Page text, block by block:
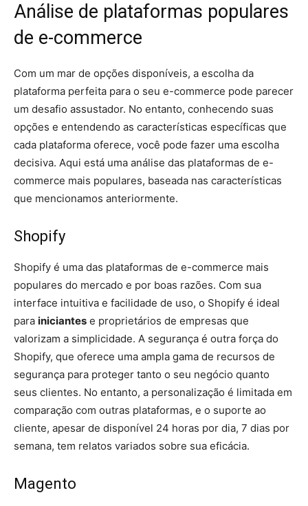
Análise de plataformas populares
de e-commerce
Com um mar de opções disponíveis, a escolha da
plataforma perfeita para o seu e-commerce pode parecer
um desafio assustador. No entanto, conhecendo suas
opções e entendendo as características específicas que
cada plataforma oferece, você pode fazer uma escolha
decisiva. Aqui está uma análise das plataformas de e-
commerce mais populares, baseada nas características
que mencionamos anteriormente.
Shopify
Shopify é uma das plataformas de e-commerce mais
populares do mercado e por boas razões. Com sua
interface intuitiva e facilidade de uso, o Shopify é ideal
para iniciantes e proprietários de empresas que
valorizam a simplicidade. A segurança é outra força do
Shopify, que oferece uma ampla gama de recursos de
segurança para proteger tanto o seu negócio quanto
seus clientes. No entanto, a personalização é limitada em
comparação com outras plataformas, e o suporte ao
cliente, apesar de disponível 24 horas por dia, 7 dias por
semana, tem relatos variados sobre sua eficácia.
Magento